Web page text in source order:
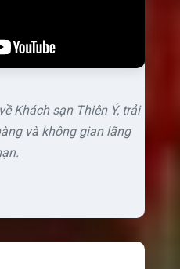
Khách sạn Thiên Ý, trải
và không gian lãng